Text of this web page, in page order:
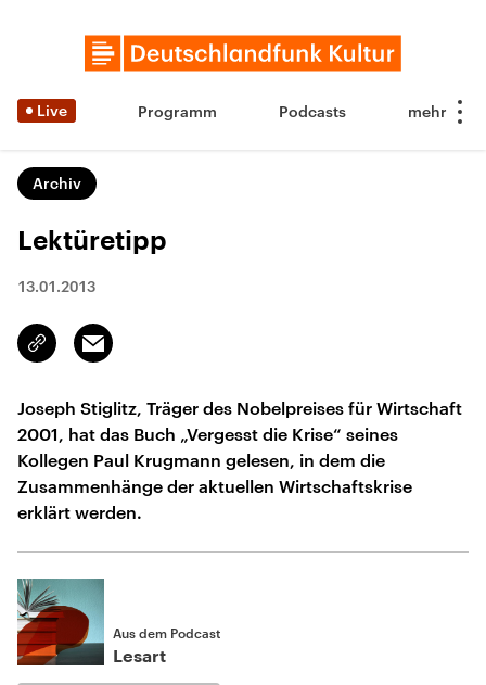
Live Programm Podcasts
Archiv
Lektüretipp
13.01.2013
Link
kopieren/teilen
Email
Joseph Stiglitz, Träger des Nobelpreises für Wirtschaft
2001, hat das Buch „Vergesst die Krise“ seines
Kollegen Paul Krugmann gelesen, in dem die
Zusammenhänge der aktuellen Wirtschaftskrise
erklärt werden.
Aus dem Podcast
Lesart